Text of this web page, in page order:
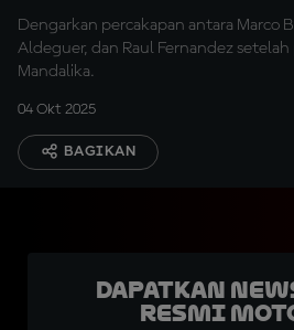
Dengarkan percakapan antara Marco
Aldeguer, dan Raul Fernandez
Mandalika.
04 Okt 2025
BAGIKAN
Dapatkan
Resmi